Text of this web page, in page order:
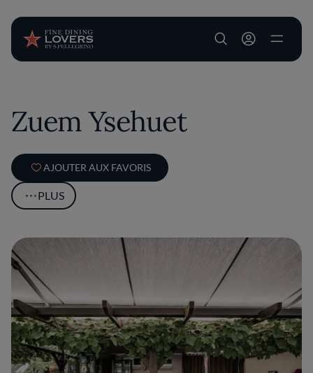
User account
Zuem Ysehuet
AJOUTER AUX FAVORIS
PLUS